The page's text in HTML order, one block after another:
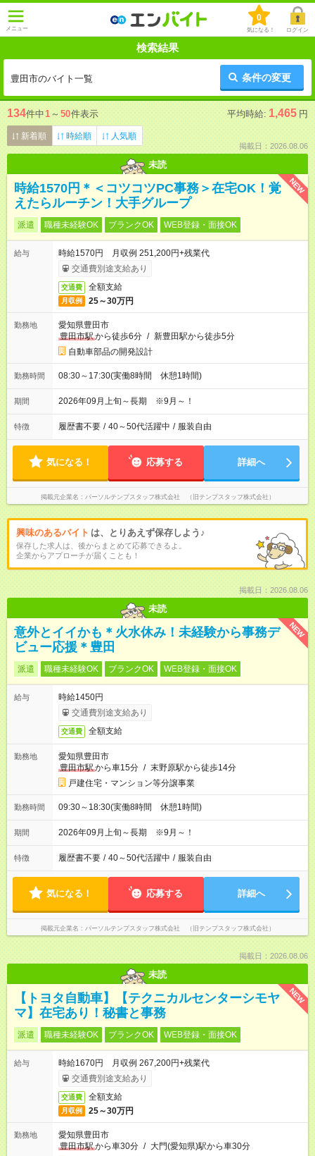
メニュー
0
気になる！ ログイン
検索結果
豊田市のバイト一覧 条件の変更
134件中1 ～ 50件表示 平均時給: 1,465 円
新着順 時給順 人気順
掲載日：2026.08.06
未読
NEW
時給1570円＊＜コツコツPC事務＞在宅OK！覚
えたらルーチン！大手グループ
派遣 職種未経験OK ブランクOK WEB登録・面接OK
給与
時給1570円 月収例 251,200円+残業代
交通費別途支給あり
交通費 全額支給
月収例 25～30万円
勤務地
愛知県豊田市
豊田市駅から徒歩6分 / 新豊田駅から徒歩5分
自動車部品の開発設計
勤務時間 08:30～17:30(実働8時間 休憩1時間)
期間 2026年09月上旬～長期 ※9月～！
特徴 履歴書不要 / 40～50代活躍中 / 服装自由
気になる！ 応募する 詳細へ
掲載元企業名 パーソルテンプスタッフ株式会社 （旧テンプスタッフ株式会社）
興味のあるバイト は、とりあえず保存しよう♪
保存した求人は、後からまとめて応募できるよ。
企業からアプローチが届くことも！
掲載日：2026.08.06
未読
NEW
意外とイイかも＊火水休み！未経験から事務デ
ビュー応援＊豊田
派遣 職種未経験OK ブランクOK WEB登録・面接OK
給与
時給1450円
交通費別途支給あり
交通費 全額支給
勤務地
愛知県豊田市
豊田市駅から車15分 / 末野原駅から徒歩14分
戸建住宅・マンション等分譲事業
勤務時間 09:30～18:30(実働8時間 休憩1時間)
期間 2026年09月上旬～長期 ※9月～！
特徴 履歴書不要 / 40～50代活躍中 / 服装自由
気になる！ 応募する 詳細へ
掲載元企業名 パーソルテンプスタッフ株式会社 （旧テンプスタッフ株式会社）
掲載日：2026.08.06
未読
NEW
【トヨタ自動車】【テクニカルセンターシモヤ
マ】在宅あり！秘書と事務
派遣 職種未経験OK ブランクOK WEB登録・面接OK
給与
時給1670円 月収例 267,200円+残業代
交通費別途支給あり
交通費 全額支給
月収例 25～30万円
勤務地
愛知県豊田市
豊田市駅から車30分 / 大門(愛知県)駅から車30分